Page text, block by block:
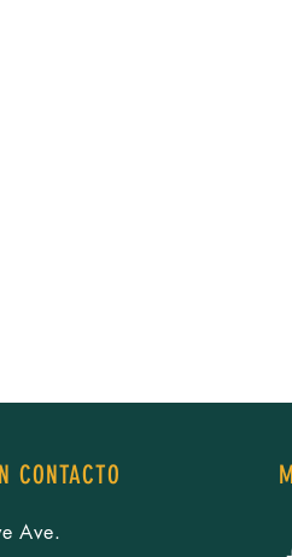
compartir experiencias
CONTACTO
Ave.